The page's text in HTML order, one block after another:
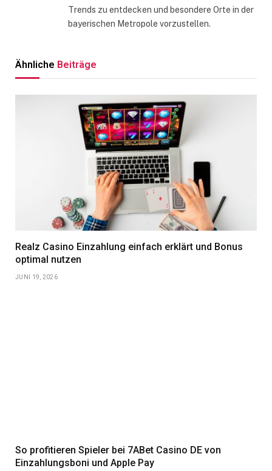
Trends zu entdecken und besondere Orte in der
bayerischen Metropole vorzustellen.
Ähnliche Beiträge
Realz Casino Einzahlung einfach erklärt und Bonus
optimal nutzen
JUNI 19, 2026
So profitieren Spieler bei 7ABet Casino DE von
Einzahlungsboni und Apple Pay